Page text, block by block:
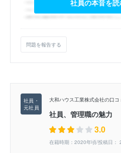
社員の本音を読
問題を報告する
大和ハウス工業株式会社の口コ
社員、管理職の魅力
3.0
在籍時期：2020年頃/投稿日：